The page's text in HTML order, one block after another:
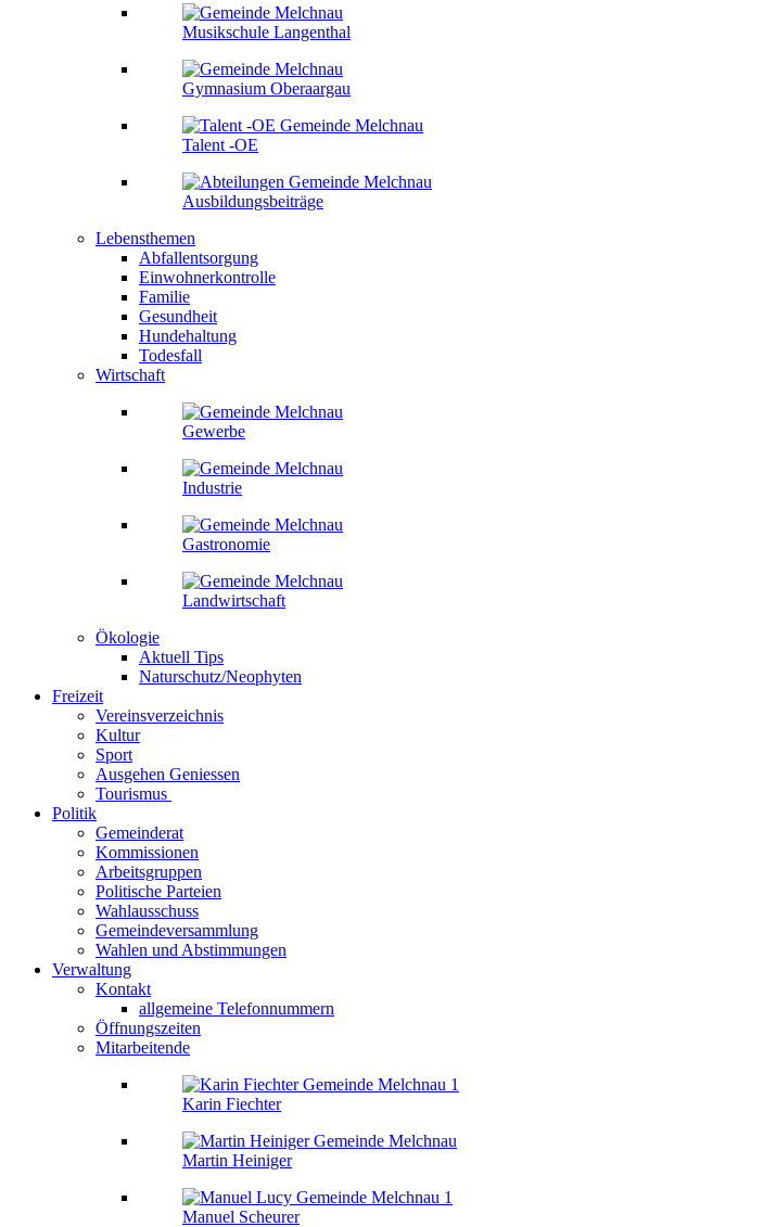
Musikschule Langenthal
Gymnasium Oberaargau
Talent -OE
Ausbildungsbeiträge
Lebensthemen
Abfallentsorgung
Einwohnerkontrolle
Familie
Gesundheit
Hundehaltung
Todesfall
Wirtschaft
Gewerbe
Industrie
Gastronomie
Landwirtschaft
Ökologie
Aktuell Tips
Naturschutz/Neophyten
Freizeit
Vereinsverzeichnis
Kultur
Sport
Ausgehen Geniessen
Tourismus
Politik
Gemeinderat
Kommissionen
Arbeitsgruppen
Politische Parteien
Wahlausschuss
Gemeindeversammlung
Wahlen und Abstimmungen
Verwaltung
Kontakt
allgemeine Telefonnummern
Öffnungszeiten
Mitarbeitende
Karin Fiechter
Martin Heiniger
Manuel Scheurer